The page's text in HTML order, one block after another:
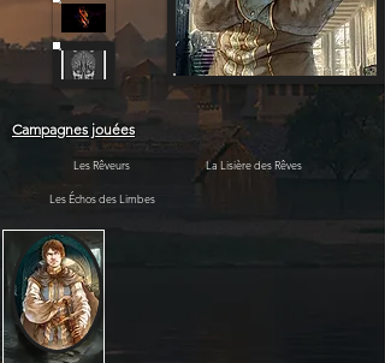
Campagnes jouées
Les Rêveurs
Les Échos des Limbes
La Lisière des Rêves